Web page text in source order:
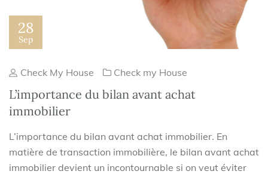
28
Sep
Check My House Check my House
L’importance du bilan avant achat
immobilier
L’importance du bilan avant achat immobilier. En
matière de transaction immobilière, le bilan avant achat
immobilier devient un incontournable si on veut éviter